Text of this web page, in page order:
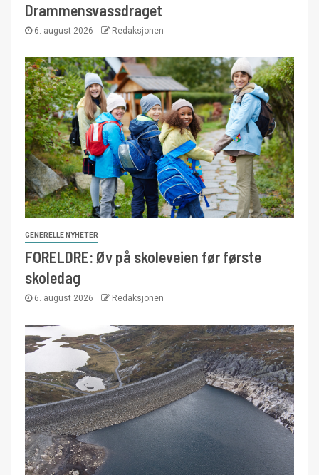
Drammensvassdraget
6. august 2026 Redaksjonen
GENERELLE NYHETER
FORELDRE: Øv på skoleveien før første
skoledag
6. august 2026 Redaksjonen